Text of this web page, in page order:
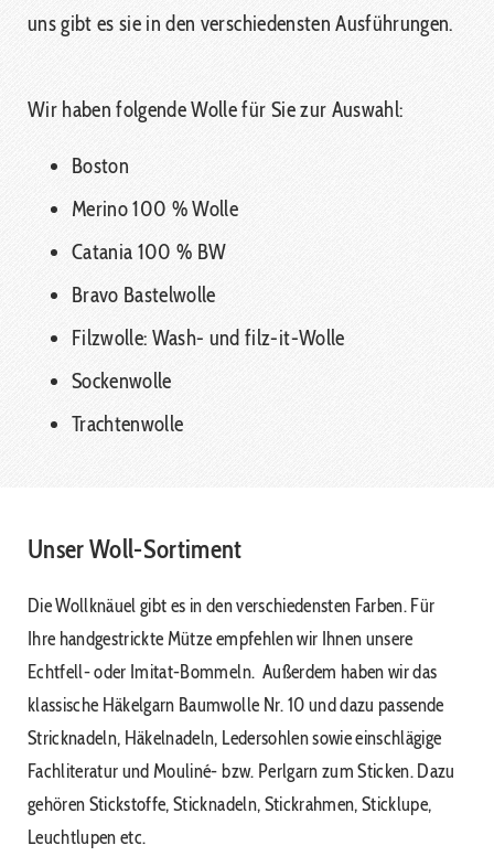
uns gibt es sie in den verschiedensten Ausführungen.
Wir haben folgende Wolle für Sie zur Auswahl:
Boston
Merino 100 % Wolle
Catania 100 % BW
Bravo Bastelwolle
Filzwolle: Wash- und filz-it-Wolle
Sockenwolle
Trachtenwolle
Unser Woll-Sortiment
Die Wollknäuel gibt es in den verschiedensten Farben. Für
Ihre handgestrickte Mütze empfehlen wir Ihnen unsere
Echtfell- oder Imitat-Bommeln. Außerdem haben wir das
klassische Häkelgarn Baumwolle Nr. 10 und dazu passende
Stricknadeln, Häkelnadeln, Ledersohlen sowie einschlägige
Fachliteratur und Mouliné- bzw. Perlgarn zum Sticken. Dazu
gehören Stickstoffe, Sticknadeln, Stickrahmen, Sticklupe,
Leuchtlupen etc.